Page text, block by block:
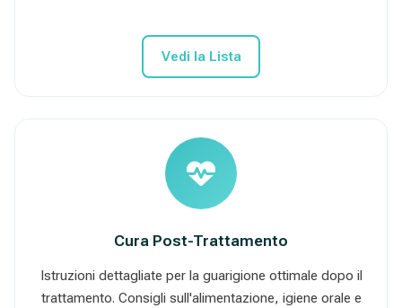
Vedi la Lista
Cura Post-Trattamento
Istruzioni dettagliate per la guarigione ottimale dopo il
trattamento. Consigli sull'alimentazione, igiene orale e